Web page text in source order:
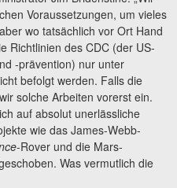
Voraussetzungen, um vieles
wo tatsächlich vor Ort Hand
Richtlinien des CDC (der US-
-prävention) nur unter
befolgt werden. Falls die
solche Arbeiten vorerst ein.
auf absolut unerlässliche
wie das James-Webb-
-Rover und die Mars-
Was vermutlich die